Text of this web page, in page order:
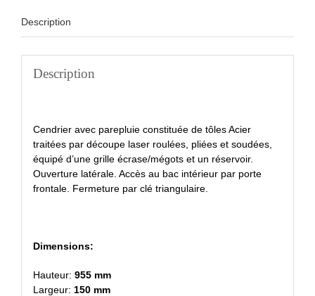
Description
Description
Cendrier avec parepluie constituée de tôles Acier
traitées par découpe laser roulées, pliées et soudées,
équipé d’une grille écrase/mégots et un réservoir.
Ouverture latérale. Accès au bac intérieur par porte
frontale. Fermeture par clé triangulaire.
Dimensions:
Hauteur: 955 mm
Largeur: 150 mm